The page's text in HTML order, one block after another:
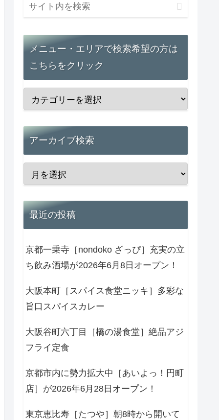
メニュー・エリアで検索希望の方は
こちらをクリック
アーカイブ検索
最近の投稿
京都一乗寺［nondoko ざっぴ］充実の立
ち飲み酒場が2026年6月8日オープン！
大阪本町［スパイス食堂ニッキ］多彩な
旨口スパイスカレー
大阪谷町六丁目［橋の湯食堂］絶品アジ
フライ定食
京都市内に勢力拡大中［あいよっ！円町
店］が2026年6月28日オープン！
東京恵比寿［たつや］朝8時から開いて